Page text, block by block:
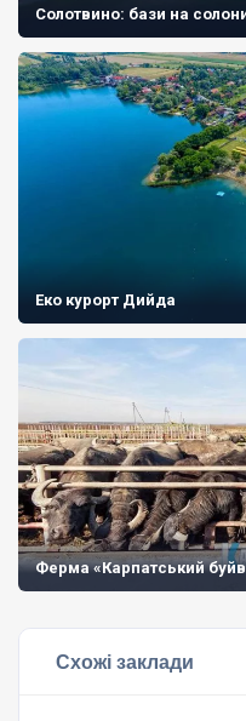
Солотвино: бази на
Еко курорт Дийда
Ферма «Карпатський
Схожі заклади